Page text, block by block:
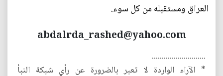
العراق ومستقبله من كل سوء.
abdalrda_rashed@yahoo.com
...........................
* الآراء الواردة لا تعبر بالضرورة عن رأي شبكة النبأ